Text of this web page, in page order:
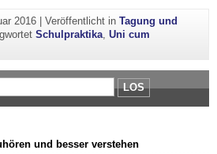
2016| Veröffentlicht in Tagung und
Schulpraktika, Uni cum
LOS
und besser verstehen